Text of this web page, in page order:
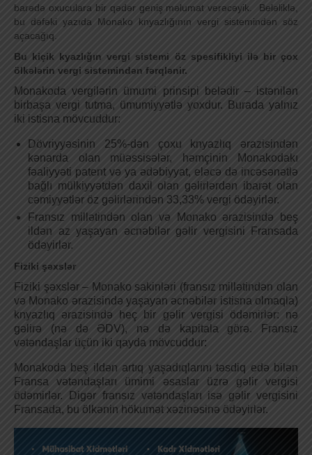
barədə oxuculara bir qədər geniş məlumat verəcəyik. Beləliklə,
bu dəfəki yazıda Monako knyazlığının vergi sistemindən söz
açacağıq.
Bu kiçik kyazlığın vergi sistemi öz spesifikliyi ilə bir çox
ölkələrin vergi sistemindən fərqlənir.
Monakoda vergilərin ümumi prinsipi belədir – istənilən
birbaşa vergi tutma, ümumiyyətlə yoxdur. Burada yalnız
iki istisna mövcuddur:
Dövriyyəsinin 25%-dən çoxu knyazlıq ərazisindən
kənarda olan müəssisələr, həmçinin Monakodakı
fəaliyyəti patent və ya ədəbiyyat, eləcə də incəsənətlə
bağlı mülkiyyətdən daxil olan gəlirlərdən ibarət olan
cəmiyyətlər öz gəlirlərindən 33,33% vergi ödəyirlər.
Fransız millətindən olan və Monako ərazisində beş
ildən az yaşayan əcnəbilər gəlir vergisini Fransada
ödəyirlər.
Fiziki şəxslər
Fiziki şəxslər – Monako sakinləri (fransız millətindən olan
və Monako ərazisində yaşayan əcnəbilər istisna olmaqla)
knyazlıq ərazisində heç bir gəlir vergisi ödəmirlər: nə
gəlirə (nə də ƏDV), nə də kapitala görə. Fransız
vətəndaşlar üçün iki qayda mövcuddur:
Monakoda beş ildən artıq yaşadıqlarını təsdiq edə bilən
Fransa vətəndaşları ümimi əsaslar üzrə gəlir vergisi
ödəmirlər. Digər fransız vətəndaşları isə gəlir vergisini
Fransada, bu ölkənin hökumət xəzinəsinə ödəyirlər.